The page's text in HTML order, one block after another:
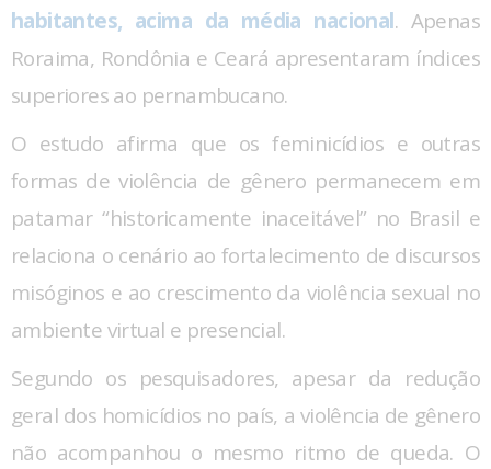
habitantes, acima da média nacional. Apenas
Roraima, Rondônia e Ceará apresentaram índices
superiores ao pernambucano.
O estudo afirma que os feminicídios e outras
formas de violência de gênero permanecem em
patamar “historicamente inaceitável” no Brasil e
relaciona o cenário ao fortalecimento de discursos
misóginos e ao crescimento da violência sexual no
ambiente virtual e presencial.
Segundo os pesquisadores, apesar da redução
geral dos homicídios no país, a violência de gênero
não acompanhou o mesmo ritmo de queda. O